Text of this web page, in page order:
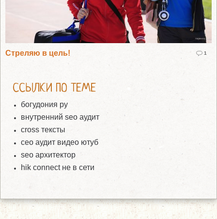
Стреляю в цель! 1
ССЫЛКИ ПО ТЕМЕ
богудония ру
внутренний seo аудит
cross тексты
сео аудит видео ютуб
seo архитектор
hik connect не в сети